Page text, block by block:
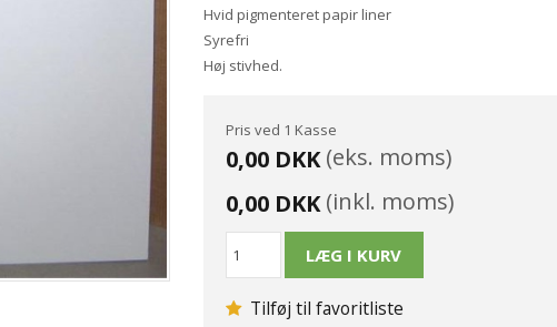
Hvid pigmenteret papir liner
Syrefri
Høj stivhed.
Pris ved 1 Kasse
0,00 DKK(eks. moms)
0,00 DKK(inkl. moms)
Tilføj til favoritliste